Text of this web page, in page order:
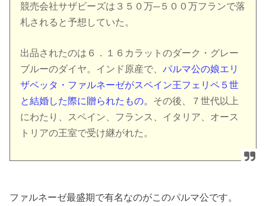
競売会社サザビーズは３５０万─５００万フランで落
札されると予想していた。
出品されたのは６．１６カラットのダーク・グレー
ブルーのダイヤ。インド原産で、パルマ公の娘エリ
ザベッタ・ファルネーゼがスペイン王フェリペ５世
と結婚した際に贈られたもの。 その後、７世代以上
にわたり、スペイン、フランス、イタリア、オース
トリアの王室で受け継がれた。
ファルネーゼ最盛期で有名なのがこのパルマ公です。